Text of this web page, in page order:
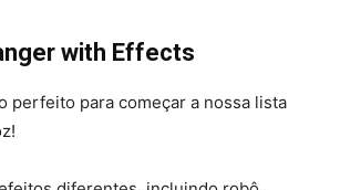
with Effects
perfeito para começar a nossa lista